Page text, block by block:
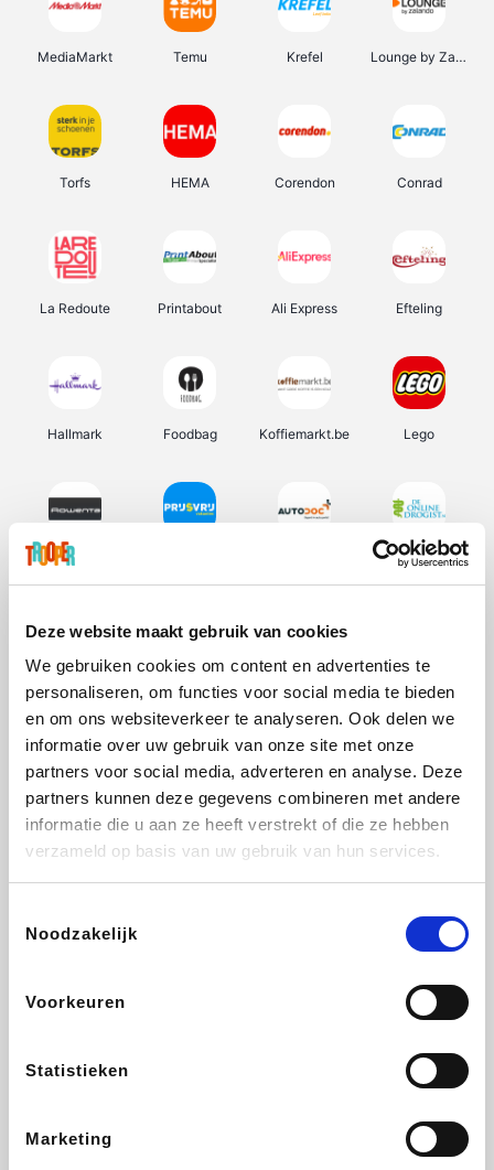
Deze website maakt gebruik van cookies
We gebruiken cookies om content en advertenties te
personaliseren, om functies voor social media te bieden
en om ons websiteverkeer te analyseren. Ook delen we
informatie over uw gebruik van onze site met onze
partners voor social media, adverteren en analyse. Deze
partners kunnen deze gegevens combineren met andere
informatie die u aan ze heeft verstrekt of die ze hebben
verzameld op basis van uw gebruik van hun services.
Noodzakelijk
Voorkeuren
Statistieken
Marketing
MediaMarkt Temu Krefel Lounge by Zalando
Torfs HEMA Corendon Conrad
La Redoute Printabout Ali Express Efteling
Hallmark Foodbag Koffiemarkt.be Lego
Rowenta De Online Drogist
Vidaxl Lampenlicht.be Plopsa
Adidas
DectDirect
Ibood SupraBazar